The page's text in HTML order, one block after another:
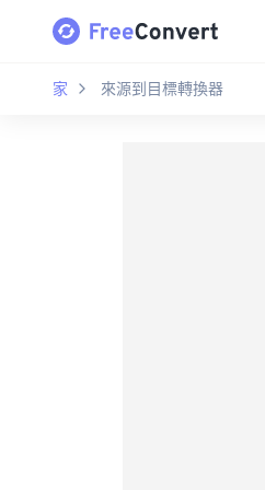
家 來源到目標轉換器